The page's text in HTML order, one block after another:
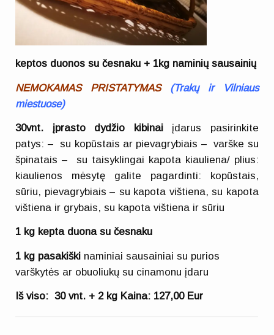
keptos duonos su česnaku + 1kg naminių sausainių
NEMOKAMAS PRISTATYMAS (Trakų ir Vilniaus
miestuose)
30vnt. įprasto dydžio kibinaiįdarus pasirinkite
patys: – su kopūstais ar pievagrybiais – varške su
špinatais – su taisyklingai kapota kiauliena/ plius:
kiaulienos mėsytę galite pagardinti: kopūstais,
sūriu, pievagrybiais – su kapota vištiena, su kapota
vištiena ir grybais, su kapota vištiena ir sūriu
1 kg kepta duona su česnaku
1 kg pasakiški naminiai sausainiai su purios
varškytės ar obuoliukų su cinamonu įdaru
Iš viso: 30 vnt. + 2 kg Kaina: 127,00 Eur